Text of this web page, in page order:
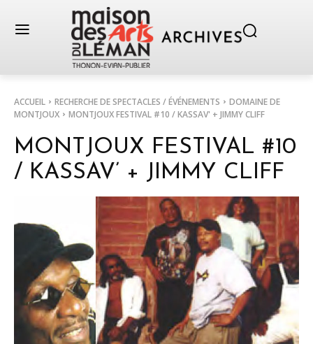
ACCUEIL RECHERCHE DE SPECTACLES / ÉVÉNEMENTS
DOMAINE DE
MONTJOUX
MONTJOUX FESTIVAL #10 / KASSAV' + JIMMY CLIFF
MONTJOUX FESTIVAL #10
/ KASSAV’ + JIMMY CLIFF